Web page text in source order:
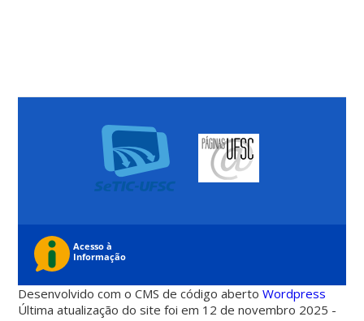
Desenvolvido com o CMS de código abertoWordpress
Última atualização do site foi em 12 de novembro 2025 -